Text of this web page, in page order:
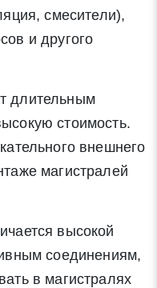
смесители),
и другого
длительным
стоимость.
внешнего
магистралей
высокой
соединениям,
в магистралях